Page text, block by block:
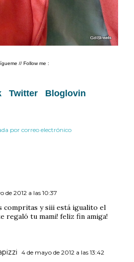
// Follow me :
Twitter Bloglovin
por correo electrónico
de 2012 a las 10:37
compritas y siii está igualito el
regaló tu mami! feliz fin amiga!
4 de mayo de 2012 a las 13:42